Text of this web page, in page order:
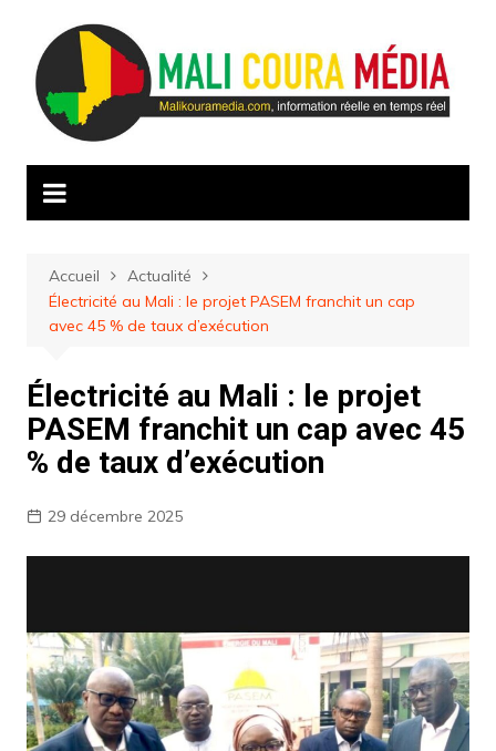
contenu
Accueil
Actualité
Électricité au Mali : le projet PASEM franchit un cap
avec 45 % de taux d’exécution
Électricité au Mali : le projet
PASEM franchit un cap avec 45
% de taux d’exécution
29 décembre 2025